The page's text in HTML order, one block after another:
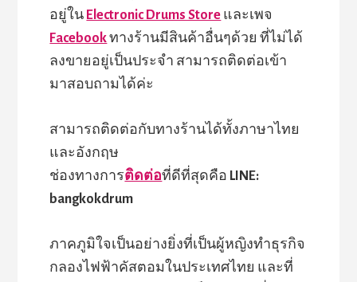
อยู่ใน Electronic Drums Store และเพจ
Facebookทางร้านมีสินค้าอื่นๆด้วย ที่ไม่ได้
ลงขายอยู่เป็นประจำ สามารถติดต่อเข้า
มาสอบถามได้ค่ะ
สามารถติดต่อกับทางร้านได้ทั้งภาษาไทย
และอังกฤษ
ช่องทางการติดต่อที่ดีที่สุดคือ LINE:
bangkokdrum
ภาคภูมิใจเป็นอย่างยิ่งที่เป็นผู้หญิงทำธุรกิจ
กลองไฟฟ้าคัสตอมในประเทศไทย และที่